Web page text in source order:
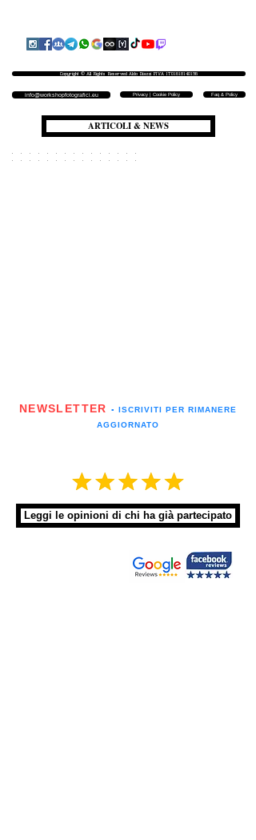
Copyright © All Rights Reserved Aldo Diazzi P.IVA IT01618140196
Faq & Policy
info@workshopfotografici.eu Privacy | Cookie Policy
NEWSLETTER
▪️ ISCRIVITI PER RIMANERE
AGGIORNATO
Leggi le opinioni di chi ha già partecipato
ARTICOLI & NEWS